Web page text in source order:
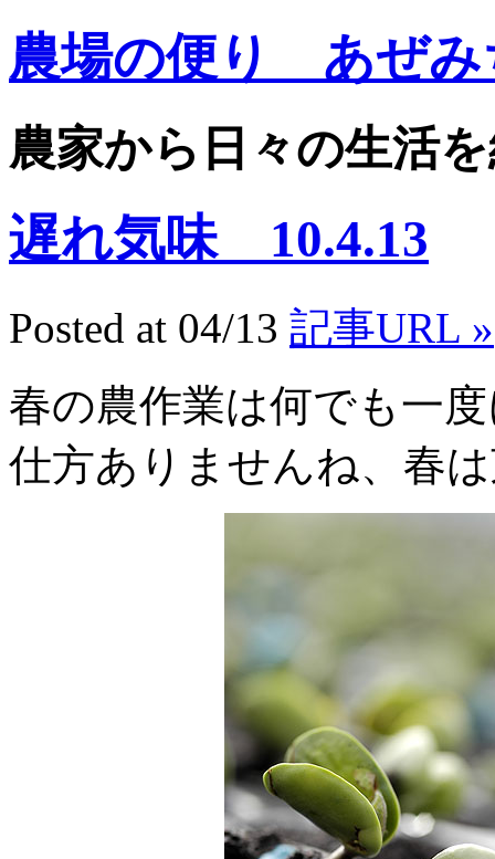
農場の便り あぜみ
農家から日々の生活
遅れ気味 10.4.13
Posted at 04/13 記事URL »
春の農作業は何でも一
仕方ありませんね、春